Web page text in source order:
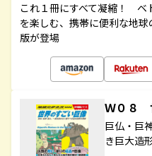
これ１冊にすべて凝縮！ ベ
を楽しむ、携帯に便利な地
版が登場
Ｗ０８
巨仏・巨
き巨大造